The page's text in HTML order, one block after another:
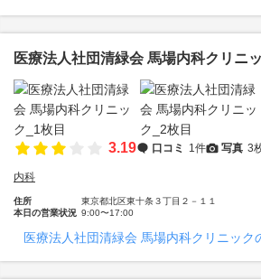
医療法人社団清緑会 馬場内科クリニ
3.19 口コミ 1件 写真 3
内科
住所
東京都北区東十条３丁目２－１１
本日の営業状況 9:00〜17:00
医療法人社団清緑会 馬場内科クリニック